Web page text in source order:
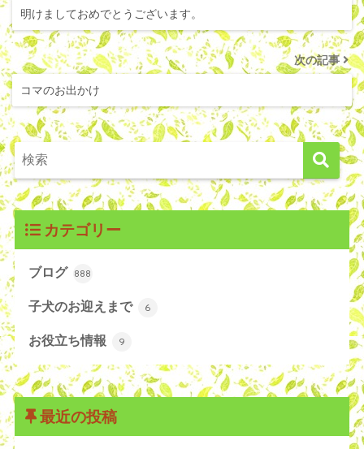
明けましておめでとうございます。
次の記事
コマのお出かけ
カテゴリー
ブログ 888
子犬のお迎えまで 6
お役立ち情報 9
最近の投稿